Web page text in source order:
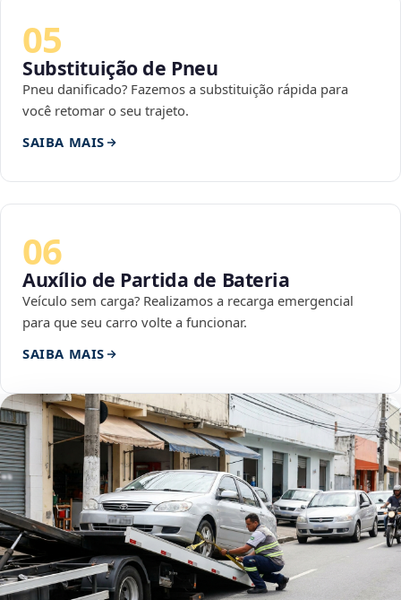
05
Substituição de Pneu
Pneu danificado? Fazemos a substituição rápida para
você retomar o seu trajeto.
SAIBA MAIS
06
Auxílio de Partida de Bateria
Veículo sem carga? Realizamos a recarga emergencial
para que seu carro volte a funcionar.
SAIBA MAIS